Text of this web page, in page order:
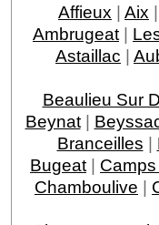
Affieux | Aix |
Ambrugeat |
Astaillac |
Beaulieu Sur
Beynat|
Branceilles |
Bugeat |
Chamboulive |